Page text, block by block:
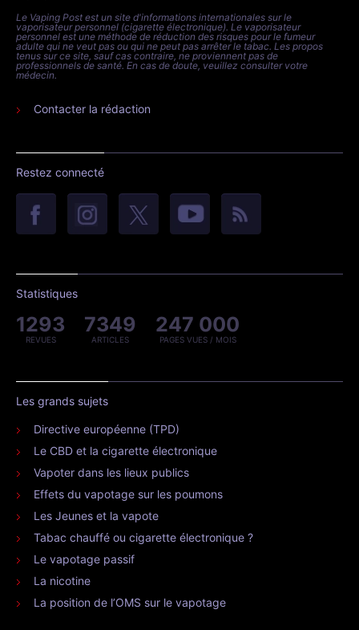
Le Vaping Post est un site d'informations internationales sur le
vaporisateur personnel (cigarette électronique). Le vaporisateur
personnel est une méthode de réduction des risques pour le fumeur
adulte qui ne veut pas ou qui ne peut pas arrêter le tabac. Les propos
tenus sur ce site, sauf cas contraire, ne proviennent pas de
professionnels de santé. En cas de doute, veuillez consulter votre
médecin.
Contacter la rédaction
Restez connecté
Statistiques
1293
REVUES
7349
ARTICLES
247 000
PAGES VUES / MOIS
Les grands sujets
Directive européenne (TPD)
Le CBD et la cigarette électronique
Vapoter dans les lieux publics
Effets du vapotage sur les poumons
Les Jeunes et la vapote
Tabac chauffé ou cigarette électronique ?
Le vapotage passif
La nicotine
La position de l’OMS sur le vapotage